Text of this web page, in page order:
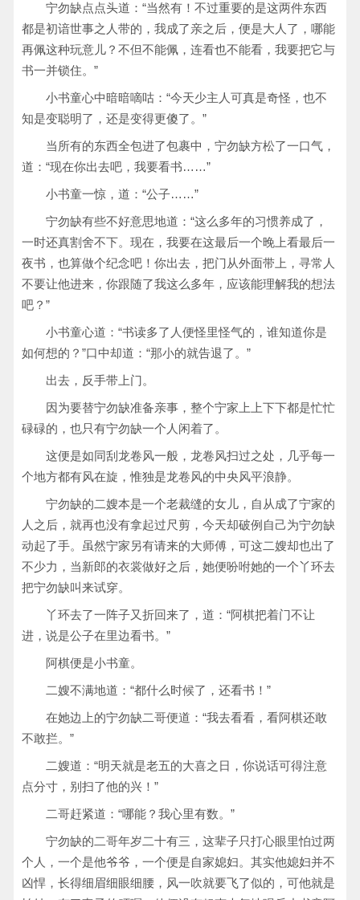
宁勿缺点点头道：“当然有！不过重要的是这两件东西
都是初谙世事之人带的，我成了亲之后，便是大人了，哪能
再佩这种玩意儿？不但不能佩，连看也不能看，我要把它与
书一并锁住。”
小书童心中暗暗嘀咕：“今天少主人可真是奇怪，也不
知是变聪明了，还是变得更傻了。”
当所有的东西全包进了包裹中，宁勿缺方松了一口气，
道：“现在你出去吧，我要看书……”
小书童一惊，道：“公子……”
宁勿缺有些不好意思地道：“这么多年的习惯养成了，
一时还真割舍不下。现在，我要在这最后一个晚上看最后一
夜书，也算做个纪念吧！你出去，把门从外面带上，寻常人
不要让他进来，你跟随了我这么多年，应该能理解我的想法
吧？”
小书童心道：“书读多了人便怪里怪气的，谁知道你是
如何想的？”口中却道：“那小的就告退了。”
出去，反手带上门。
因为要替宁勿缺准备亲事，整个宁家上上下下都是忙忙
碌碌的，也只有宁勿缺一个人闲着了。
这便是如同刮龙卷风一般，龙卷风扫过之处，几乎每一
个地方都有风在旋，惟独是龙卷风的中央风平浪静。
宁勿缺的二嫂本是一个老裁缝的女儿，自从成了宁家的
人之后，就再也没有拿起过尺剪，今天却破例自己为宁勿缺
动起了手。虽然宁家另有请来的大师傅，可这二嫂却也出了
不少力，当新郎的衣裳做好之后，她便吩咐她的一个丫环去
把宁勿缺叫来试穿。
丫环去了一阵子又折回来了，道：“阿棋把着门不让
进，说是公子在里边看书。”
阿棋便是小书童。
二嫂不满地道：“都什么时候了，还看书！”
在她边上的宁勿缺二哥便道：“我去看看，看阿棋还敢
不敢拦。”
二嫂道：“明天就是老五的大喜之日，你说话可得注意
点分寸，别扫了他的兴！”
二哥赶紧道：“哪能？我心里有数。”
宁勿缺的二哥年岁二十有三，这辈子只打心眼里怕过两
个人，一个是他爷爷，一个便是自家媳妇。其实他媳妇并不
凶悍，长得细眉细眼细腰，风一吹就要飞了似的，可他就是